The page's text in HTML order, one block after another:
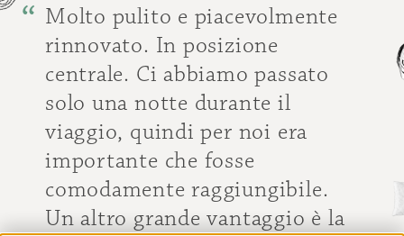
Molto pulito e piacevolmente
rinnovato. In posizione
centrale. Ci abbiamo passato
solo una notte durante il
viaggio, quindi per noi era
importante che fosse
comodamente raggiungibile.
Un altro grande vantaggio è la